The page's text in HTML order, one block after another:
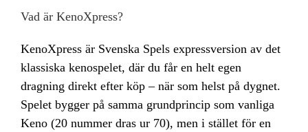
Vad är KenoXpress?
KenoXpress är Svenska Spels expressversion av det
klassiska kenospelet, där du får en helt egen
dragning direkt efter köp – när som helst på dygnet.
Spelet bygger på samma grundprincip som vanliga
Keno (20 nummer dras ur 70), men i stället för en